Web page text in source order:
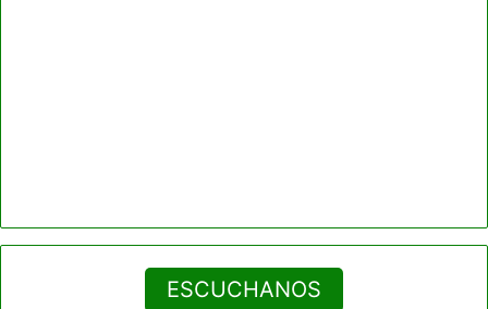
ESCUCHANOS